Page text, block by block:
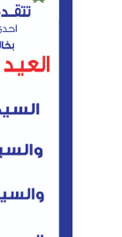
وأشار الملا
حالياً وتصدير
بالإضافة
تخطط لبدء
وأكد الوزير،
القطاع الخاص
اكثر
بالمنتدى و